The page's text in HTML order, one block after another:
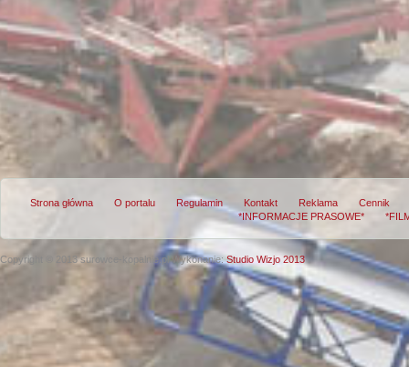
Strona główna O portalu Regulamin Kontakt Reklama
Cennik
*INFORMACJE PRASOWE*
Copyright © 2013 surowce-kopalnie.plWykonanie:Studio Wizjo 2013